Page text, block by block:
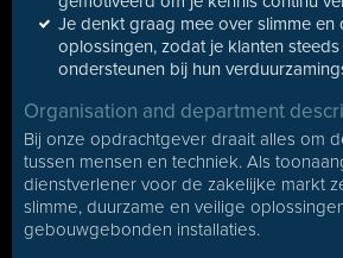
Je denkt graag mee over slimme en
oplossingen, zodat je klanten
ondersteunen bij hun
Organisation and department
Bij onze opdrachtgever draait alles om
tussen mensen en techniek. Als
dienstverlener voor de zakelijke markt
slimme, duurzame en veilige
gebouwgebonden installaties.